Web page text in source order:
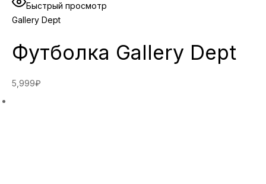
Быстрый просмотр
Gallery Dept
Футболка Gallery Dept
5,999₽